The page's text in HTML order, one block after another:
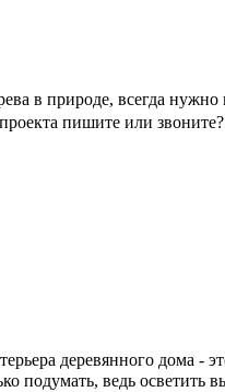
в природе, всегда
пишите или
деревянного дома -
подумать, ведь